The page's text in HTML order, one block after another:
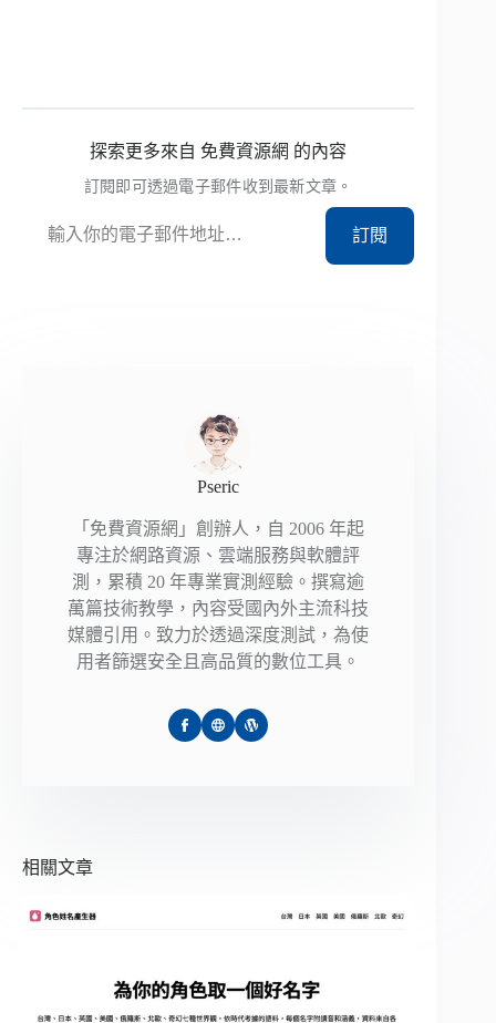
探索更多來自 免費資源網 的內容
訂閱即可透過電子郵件收到最新文章。
訂閱
Pseric
「免費資源網」創辦人，自 2006 年起
專注於網路資源、雲端服務與軟體評
測，累積 20 年專業實測經驗。撰寫逾
萬篇技術教學，內容受國內外主流科技
媒體引用。致力於透過深度測試，為使
用者篩選安全且高品質的數位工具。
相關文章